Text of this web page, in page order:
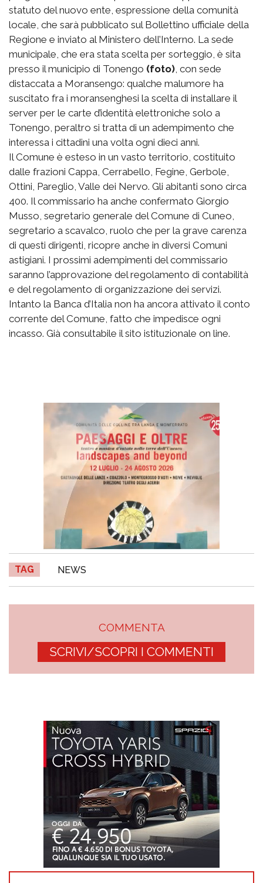
statuto del nuovo ente, espressione della comunità
locale, che sarà pubblicato sul Bollettino ufficiale della
Regione e inviato al Ministero dell’Interno. La sede
municipale, che era stata scelta per sorteggio, è sita
presso il municipio di Tonengo (foto), con sede
distaccata a Moransengo: qualche malumore ha
suscitato fra i moransenghesi la scelta di installare il
server per le carte d’identità elettroniche solo a
Tonengo, peraltro si tratta di un adempimento che
interessa i cittadini una volta ogni dieci anni.
Il Comune è esteso in un vasto territorio, costituito
dalle frazioni Cappa, Cerrabello, Fegine, Gerbole,
Ottini, Pareglio, Valle dei Nervo. Gli abitanti sono circa
400. Il commissario ha anche confermato Giorgio
Musso, segretario generale del Comune di Cuneo,
segretario a scavalco, ruolo che per la grave carenza
di questi dirigenti, ricopre anche in diversi Comuni
astigiani. I prossimi adempimenti del commissario
saranno l’approvazione del regolamento di contabilità
e del regolamento di organizzazione dei servizi.
Intanto la Banca d’Italia non ha ancora attivato il conto
corrente del Comune, fatto che impedisce ogni
incasso. Già consultabile il sito istituzionale on line.
TAG NEWS
COMMENTA
SCRIVI/SCOPRI I COMMENTI